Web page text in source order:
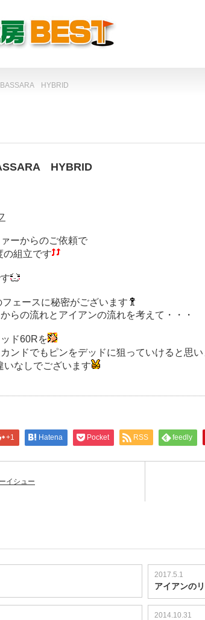
HYBRID
HYBRID
ーからのご依頼で
組立です
ェースに秘密がございます
らの流れとアイアンの流れを考えて・・・
ド60Rを
ンドでもピンをデッドに狙っていけると思い
いなしでございます
+1 Hatena Pocket RSS feedly
イシュー
2017.5.1
アイアンの
2014.10.31